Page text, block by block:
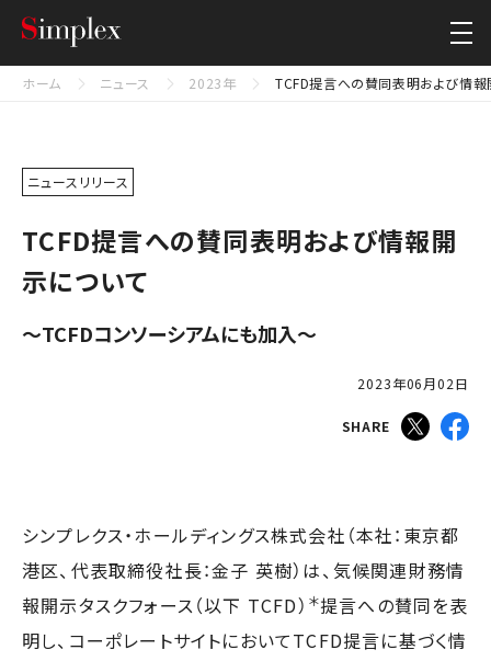
シンプレクス・ホールディングス株式会社
ホーム ニュース 2023年 TCFD提言への賛同表明および情報
ニュースリリース
TCFD提言への賛同表明および情報開
示について
〜TCFDコンソーシアムにも加入〜
2023年06月02日
SHARE
シンプレクス・ホールディングス株式会社（本社：東京都
港区、代表取締役社長：金子 英樹）は、気候関連財務情
報開示タスクフォース（以下 TCFD） ＊提言への賛同を表
明し、コーポレートサイトにおいてTCFD提言に基づく情